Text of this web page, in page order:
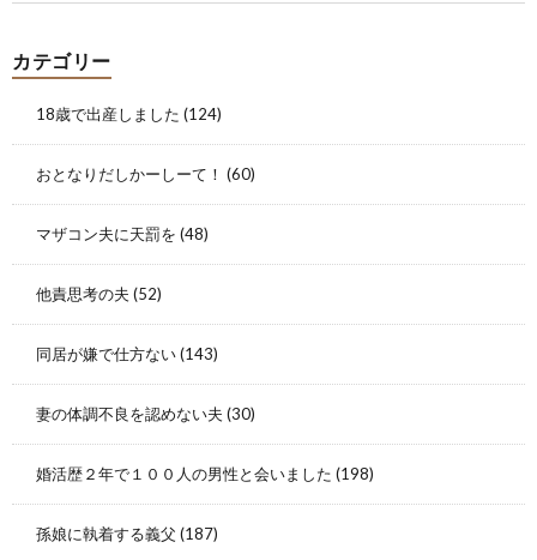
カテゴリー
18歳で出産しました (124)
おとなりだしかーしーて！ (60)
マザコン夫に天罰を (48)
他責思考の夫 (52)
同居が嫌で仕方ない(143)
妻の体調不良を認めない夫 (30)
婚活歴２年で１００人の男性と会いました (198)
孫娘に執着する義父 (187)